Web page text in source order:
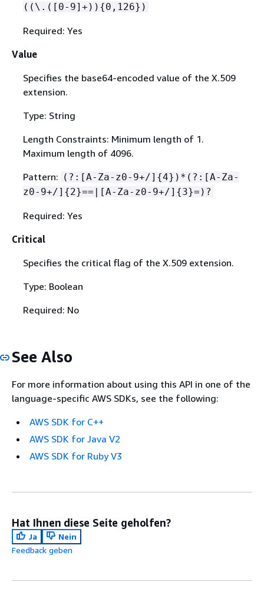
((\.([0-9]+)) {0,126})
Required: Yes
Value
Specifies the base64-encoded value of the X.509
extension.
Type: String
Length Constraints: Minimum length of 1.
Maximum length of 4096.
Pattern: (?:[A-Za-z0-9+/] {4})*(?:[A-Za-
z0-9+/] {2}==|[A-Za-z0-9+/] {3}=)?
Required: Yes
Critical
Specifies the critical flag of the X.509 extension.
Type: Boolean
Required: No
See Also
For more information about using this API in one of the
language-specific AWS SDKs, see the following:
AWS SDK for C++
AWS SDK for Java V2
AWS SDK for Ruby V3
Hat Ihnen diese Seite geholfen?
Ja
Nein
Feedback geben